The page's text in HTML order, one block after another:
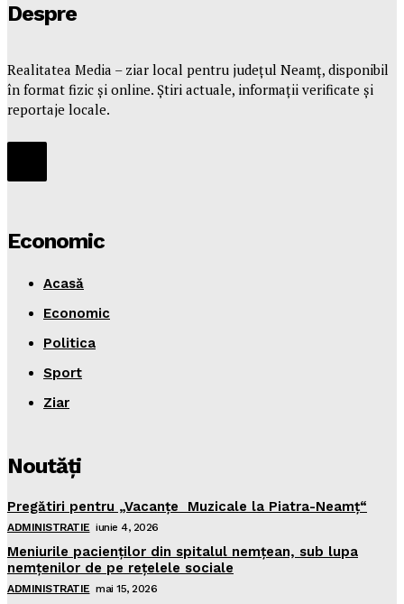
Despre
Realitatea Media – ziar local pentru județul Neamț, disponibil
în format fizic și online. Știri actuale, informații verificate și
reportaje locale.
Economic
Acasă
Economic
Politica
Sport
Ziar
Noutăţi
Pregătiri pentru „Vacanţe Muzicale la Piatra-Neamţ“
ADMINISTRATIE iunie 4, 2026
Meniurile pacienţilor din spitalul nemţean, sub lupa
nemţenilor de pe reţelele sociale
ADMINISTRATIE mai 15, 2026